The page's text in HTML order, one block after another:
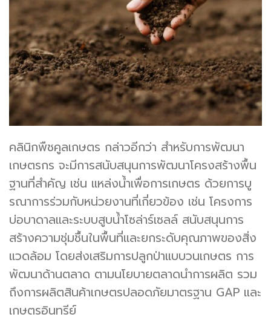
คลินิกพืชคูลเกษตร กล่าวอีกว่า สำหรับการพัฒนา
เกษตรกร จะมีการสนับสนุนการพัฒนาโครงสร้างพื้น
ฐานที่สำคัญ เช่น แหล่งน้ำเพื่อการเกษตร ด้วยการบู
รณาการร่วมกับหน่วยงานที่เกี่ยวข้อง เช่น โครงการ
บ่อบาดาลและระบบสูบน้ำโซล่าร์เซลล์ สนับสนุนการ
สร้างความชุ่มชื้นในพื้นที่และยกระดับคุณภาพของสิ่ง
แวดล้อม โดยส่งเสริมการปลูกป่าแบบวนเกษตร การ
พัฒนาด้านตลาด ตามนโยบายตลาดนำการผลิต รวม
ถึงการผลิตสินค้าเกษตรปลอดภัยมาตรฐาน GAP และ
เกษตรอินทรีย์